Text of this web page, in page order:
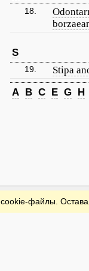
18.
S
19. Stipa
A B C E G H
файлы.